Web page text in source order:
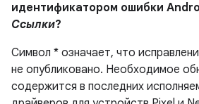
идентификатором ошибки
Ссылки?
Символ * означает, что
не опубликовано. Необходимое
содержится в последних